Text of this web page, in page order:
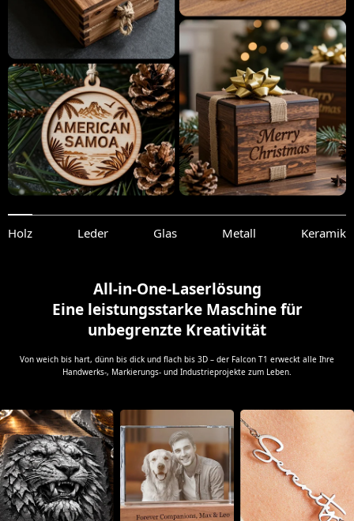
Holz Leder Glas Metall Keramik
All-in-One-Laserlösung
Eine leistungsstarke Maschine für
unbegrenzte Kreativität
Von weich bis hart, dünn bis dick und flach bis 3D – der Falcon T1 erweckt alle Ihre
Handwerks-, Markierungs- und Industrieprojekte zum Leben.